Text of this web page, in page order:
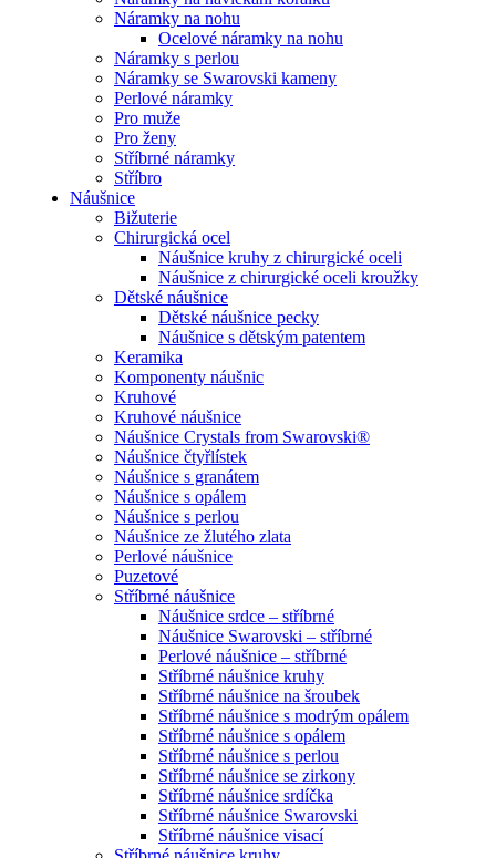
Náramky na nohu
Ocelové náramky na nohu
Náramky s perlou
Náramky se Swarovski kameny
Perlové náramky
Pro muže
Pro ženy
Stříbrné náramky
Stříbro
Náušnice
Bižuterie
Chirurgická ocel
Náušnice kruhy z chirurgické oceli
Náušnice z chirurgické oceli kroužky
Dětské náušnice
Dětské náušnice pecky
Náušnice s dětským patentem
Keramika
Komponenty náušnic
Kruhové
Kruhové náušnice
Náušnice Crystals from Swarovski®
Náušnice čtyřlístek
Náušnice s granátem
Náušnice s opálem
Náušnice s perlou
Náušnice ze žlutého zlata
Perlové náušnice
Puzetové
Stříbrné náušnice
Náušnice srdce – stříbrné
Náušnice Swarovski – stříbrné
Perlové náušnice – stříbrné
Stříbrné náušnice kruhy
Stříbrné náušnice na šroubek
Stříbrné náušnice s modrým opálem
Stříbrné náušnice s opálem
Stříbrné náušnice s perlou
Stříbrné náušnice se zirkony
Stříbrné náušnice srdíčka
Stříbrné náušnice Swarovski
Stříbrné náušnice visací